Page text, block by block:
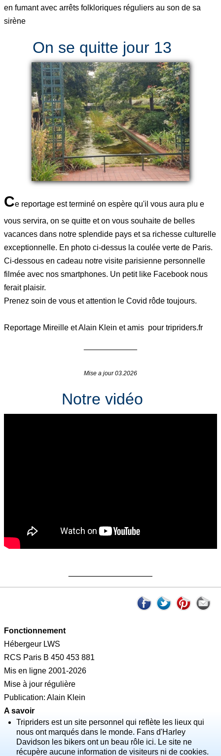
en fumant avec arrêts folkloriques réguliers au son de sa
sirène
On se quitte jour 13
Ce reportage est terminé on espère qu'il vous aura plu e
vous servira, on se quitte et on vous souhaite de belles
vacances dans notre splendide pays et sa richesse culturelle
exceptionnelle. En photo ci-dessus la coulée verte de Paris.
Ci-dessous en cadeau notre visite parisienne personnelle
filmée avec nos smartphones. Un petit like Facebook nous
ferait plaisir.
Prenez soin de vous et attention le Covid rôde toujours.
Reportage Mireille et Alain Klein et amis pour tripriders.fr
Mise a jour 03.2026
Notre vidéo
Fonctionnement
Hébergeur LWS
RCS Paris B 450 453 881
Mis en ligne 2001-2026
Mise à jour régulière
Publication: Alain Klein
A savoir
Tripriders est un site personnel qui reflète les lieux qui
nous ont marqués dans le monde. Fans d'Harley
Davidson les bikers ont un beau rôle ici. Le site ne
récupère aucune information de visiteurs ni de cookies.